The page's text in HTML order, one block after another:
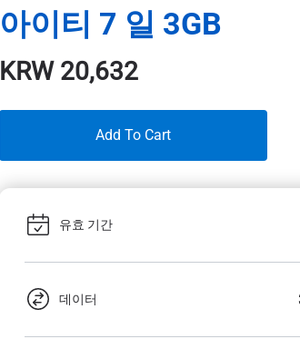
아이티 7 일 3GB
KRW20,632
Add To Cart
유효 기간
데이터